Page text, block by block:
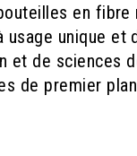
en
unique
de sciences
de premier